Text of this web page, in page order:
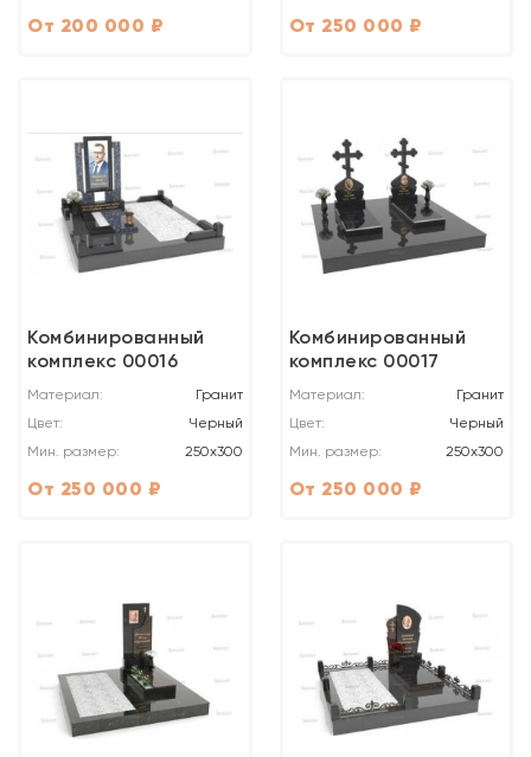
От 200 000 ₽ От 250 000 ₽
Комбинированный
комплекс 00016
Материал:
Гранит
Цвет:
Черный
Мин. размер:
250x300
От 250 000 ₽
Комбинированный
комплекс 00017
Материал:
Гранит
Цвет:
Черный
Мин. размер:
250x300
От 250 000 ₽